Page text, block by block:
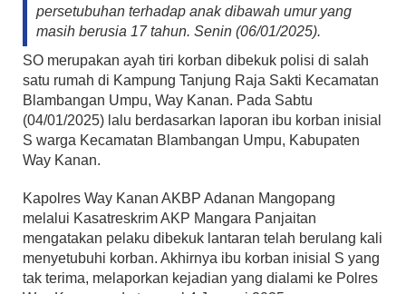
persetubuhan terhadap anak dibawah umur yang
masih berusia 17 tahun. Senin (06/01/2025).
SO merupakan ayah tiri korban dibekuk polisi di salah
satu rumah di Kampung Tanjung Raja Sakti Kecamatan
Blambangan Umpu, Way Kanan. Pada Sabtu
(04/01/2025) lalu berdasarkan laporan ibu korban inisial
S warga Kecamatan Blambangan Umpu, Kabupaten
Way Kanan.
Kapolres Way Kanan AKBP Adanan Mangopang
melalui Kasatreskrim AKP Mangara Panjaitan
mengatakan pelaku dibekuk lantaran telah berulang kali
menyetubuhi korban. Akhirnya ibu korban inisial S yang
tak terima, melaporkan kejadian yang dialami ke Polres